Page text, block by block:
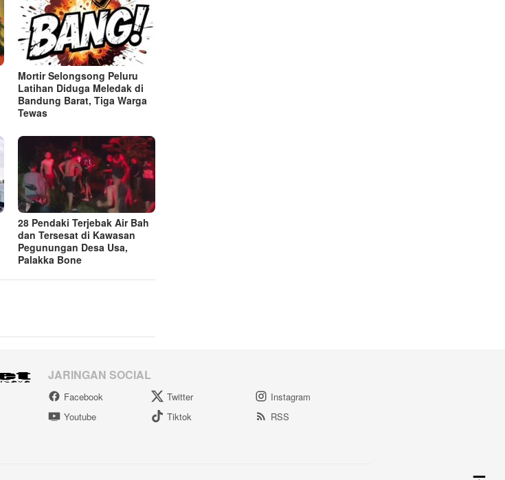
Mortir Selongsong Peluru
Latihan Diduga Meledak di
Bandung Barat, Tiga Warga
Tewas
28 Pendaki Terjebak Air Bah
dan Tersesat di Kawasan
Pegunungan Desa Usa,
Palakka Bone
JARINGAN SOCIAL
Facebook Twitter
Instagram
Youtube
Tiktok RSS